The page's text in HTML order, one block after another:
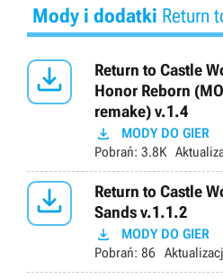
Mody i dodatki Return

Return to Castle
Honor Reborn
remake) v.1.4
 MODY DO GIER
Pobrań: 3.8K

Return to Castle
Sands v.1.1.2
 MODY DO GIER
Pobrań: 86